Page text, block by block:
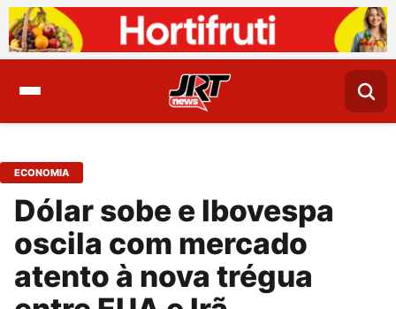
ECONOMIA
Dólar sobe e Ibovespa
oscila com mercado
atento à nova trégua